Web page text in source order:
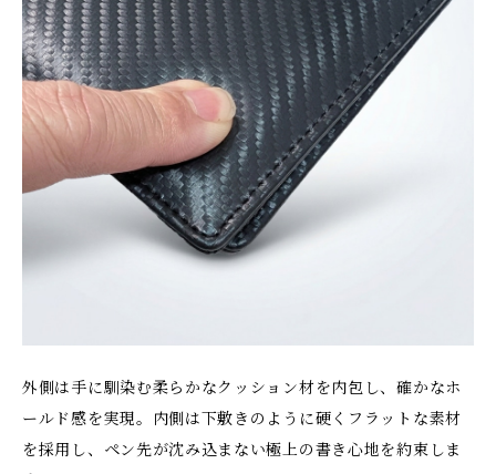
外側は手に馴染む柔らかなクッション材を内包し、確かなホ
ールド感を実現。内側は下敷きのように硬くフラットな素材
を採用し、ペン先が沈み込まない極上の書き心地を約束しま